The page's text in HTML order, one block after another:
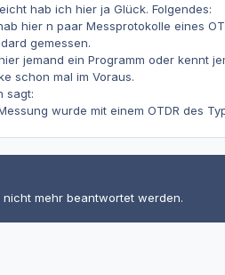
hab ich hier ja Glück. Folgendes:
hier n paar Messprotokolle eines
gemessen.
jemand ein Programm oder kennt
schon mal im Voraus.
sagt:
wurde mit einem OTDR des
mehr beantwortet werden.